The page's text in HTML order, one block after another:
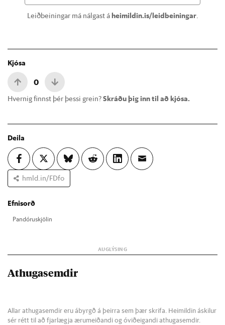
Leiðbeiningar má nálgast áheimildin.is/leidbeiningar.
Kjósa
0
Hvernig finnst þér þessi grein?Skráðu þig inn til að kjósa.
Deila
hmld.in/FDfo
Efnisorð
Pan­dóru­skjöl­in
Athugasemdir
Allar athugasemdir eru ábyrgð á þeirra sem þær skrifa. Heimildin áskilur
sér rétt til að fjarlægja ærumeiðandi og óviðeigandi athugasemdir.